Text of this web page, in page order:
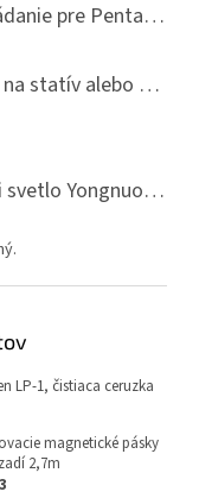
IR diaľkové ovládanie pre Pentax ML-P
je 5 z 5 hviezdičiek.
Držiak telefónu na statív alebo spigot s 1/4" závitom
je 5 z 5 hviezdičiek.
Trvalé LED mini svetlo Yongnuo YN135, 3200-5600K, RGB
je 5 z 5 hviezdičiek.
LP-1, čistiaca ceruzka
magnetické pásky
2,7m